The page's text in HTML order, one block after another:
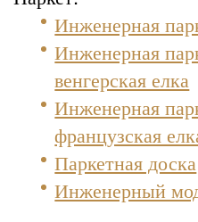
Инженерная
Инженерная
венгерская елка
Инженерная
французская
Паркетная доска
Инженерный